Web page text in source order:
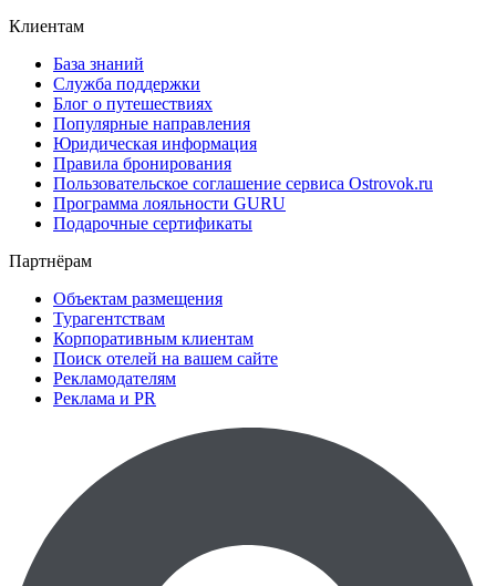
Клиентам
База знаний
Служба поддержки
Блог о путешествиях
Популярные направления
Юридическая информация
Правила бронирования
Пользовательское соглашение сервиса Ostrovok.ru
Программа лояльности GURU
Подарочные сертификаты
Партнёрам
Объектам размещения
Турагентствам
Корпоративным клиентам
Поиск отелей на вашем сайте
Рекламодателям
Реклама и PR